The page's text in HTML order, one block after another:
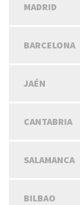
MADRID
BARCELONA
JAÉN
CANTABRIA
SALAMANCA
BILBAO